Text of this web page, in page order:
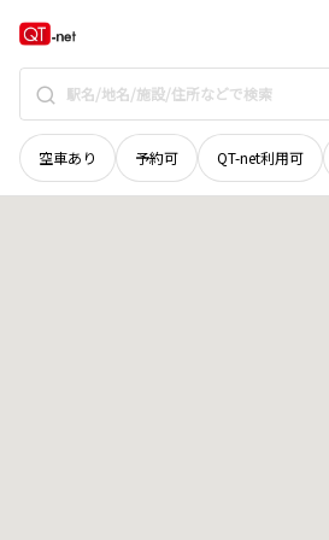
空車あり 予約可 QT-net利用可
京都府